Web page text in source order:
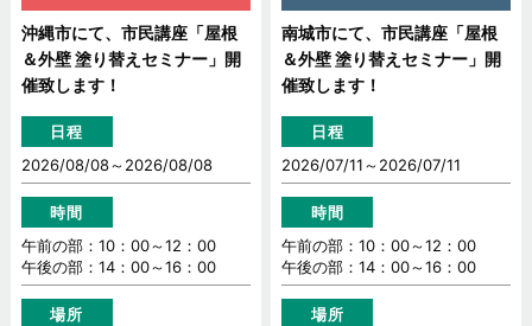
沖縄市にて、市民講座「屋根
＆外壁 塗り替えセミナー」開
催致します！
日程
2026/08/08～2026/08/08
時間
午前の部：10：00～12：00
午後の部：14：00～16：00
場所
南城市にて、市民講座「屋根
＆外壁 塗り替えセミナー」開
催致します！
日程
2026/07/11～2026/07/11
時間
午前の部：10：00～12：00
午後の部：14：00～16：00
場所